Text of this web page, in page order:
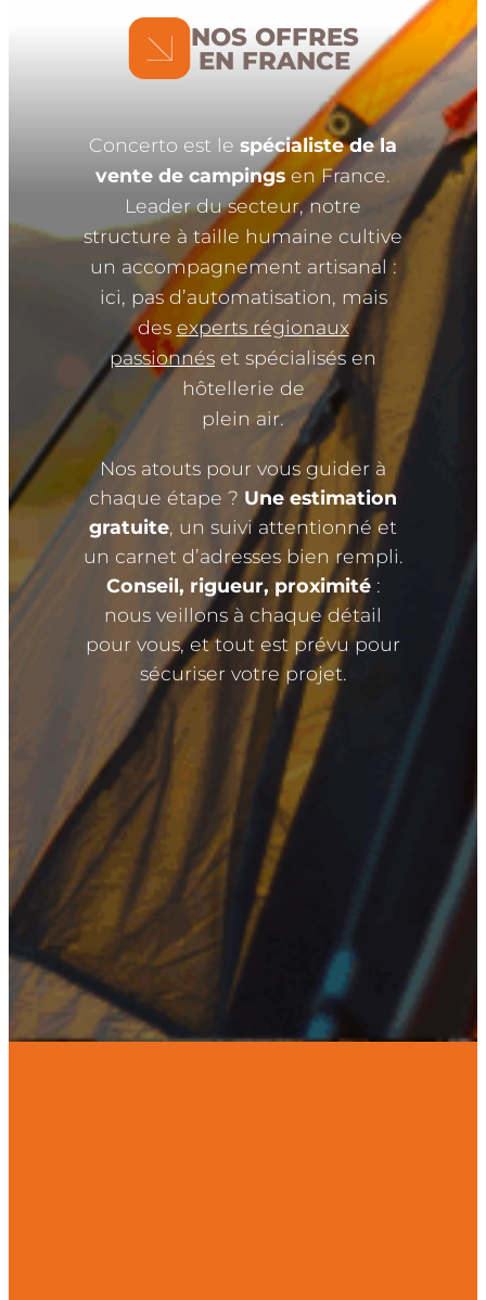
NOS OFFRES
EN FRANCE
Concerto est le spécialiste de la
vente de campings en France.
Leader du secteur, notre
structure à taille humaine cultive
un accompagnement artisanal :
ici, pas d’automatisation, mais
des experts régionaux
passionnés et spécialisés en
hôtellerie de
plein air.
Nos atouts pour vous guider à
chaque étape ? Une estimation
gratuite, un suivi attentionné et
un carnet d’adresses bien rempli.
Conseil, rigueur, proximité:
nous veillons à chaque détail
pour vous, et tout est prévu pour
sécuriser votre projet.
Le plus grand
choix de camping
à la venteavec
664 références